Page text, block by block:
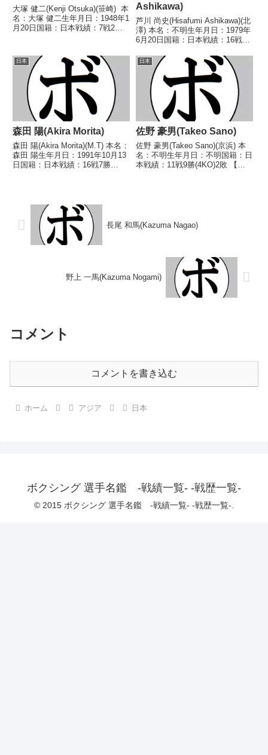
大塚 健二(Kenji Otsuka)(笹崎) 本
名：大塚 健二生年月日：1948年1
月20日国籍：日本戦績：7戦2勝
○1RKO 渡辺 春蔵(鈴
木)1966/03/0...
Ashikawa)
芦川 尚史(Hisafumi Ashikawa)(北
澤) 本名：不明生年月日：1979年
6月20日国籍：日本戦績：16戦6
なし 【戦歴】2000/10/16
●4RKO 大部園 和剛(白井・具志
堅S)2...
日本
森田 陽(Akira Morita)
森田 陽(Akira Morita)(M.T) 本名：
森田 陽生年月日：1991年10月13
日国籍：日本戦績：16戦7勝
栄)2012/07/10...
日本
佐野 豪男(Takeo Sano)
佐野 豪男(Takeo Sano)(京浜) 本
名：不明生年月日：不明国籍：日
本戦績：11戦9勝(4KO)2敗 【獲
長尾 和馬(Kazuma Nagao)
野上 一馬(Kazuma Nogami)
コメント
コメントを書き込む
ホーム アジア 日本
ボクシング 選手名鑑 -戦績一覧- -戦歴一覧-
© 2015 ボクシング 選手名鑑 -戦績一覧- -戦歴一覧-.